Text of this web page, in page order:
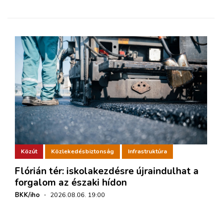
Közút Közlekedésbiztonság Infrastruktúra
Flórián tér: iskolakezdésre újraindulhat a
forgalom az északi hídon
BKK/iho · 2026.08.06. 19:00